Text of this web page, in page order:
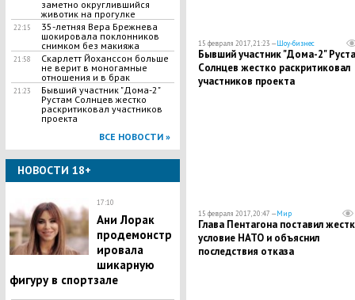
заметно округлившийся
животик на прогулке
22:15
35-летняя Вера Брежнева
шокировала поклонников
снимком без макияжа
21:58
Скарлетт Йоханссон больше
не верит в моногамные
отношения и в брак
21:23
Бывший участник "Дома-2"
Рустам Солнцев жестко
раскритиковал участников
проекта
ВСЕ НОВОСТИ »
НОВОСТИ 18+
17:10
Ани Лорак
продемонстр
ировала
шикарную
фигуру в спортзале
15 февраля 2017, 21:23 —Шоу-бизнес
Бывший участник "Дома-2"
Солнцев жестко раскритиковал
участников проекта
15 февраля 2017, 20:47 —Мир
Глава Пентагона поставил
условие НАТО и объяснил
последствия отказа